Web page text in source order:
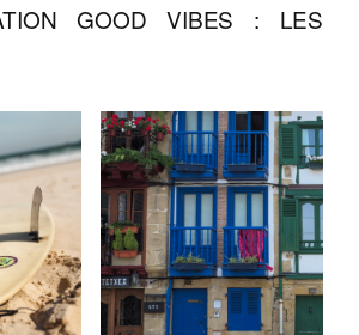
GOOD VIBES : LES